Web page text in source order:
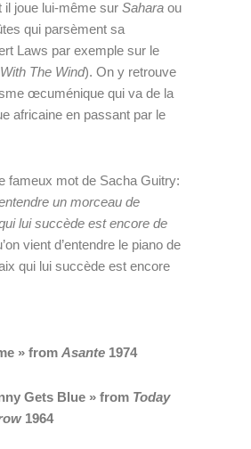
il joue lui-même sur Sahara ou
qui parsèment sa
Laws par exemple sur le
The Wind). On y retrouve
œcuménique qui va de la
africaine en passant par le
un morceau de
lui succède est encore de
vient d’entendre le piano de
qui lui succède est encore
» from Asante 1974
Gets Blue » from Today
1964